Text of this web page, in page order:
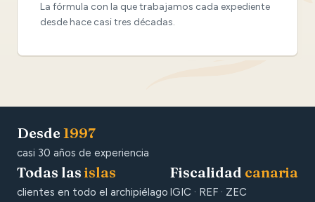
La fórmula con la que trabajamos cada expediente
desde hace casi tres décadas.
Desde 1997
casi 30 años de experiencia
Todas las islas
clientes en todo el archipiélago
Fiscalidad canaria
IGIC · REF · ZEC